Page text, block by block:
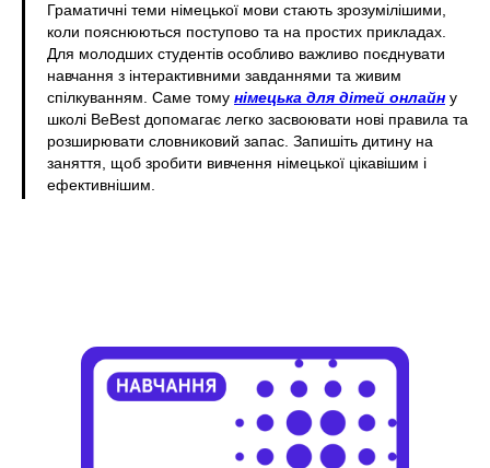
Граматичні теми німецької мови стають зрозумілішими,
коли пояснюються поступово та на простих прикладах.
Для молодших студентів особливо важливо поєднувати
навчання з інтерактивними завданнями та живим
спілкуванням. Саме тому німецька для дітей онлайн у
школі BeBest допомагає легко засвоювати нові правила та
розширювати словниковий запас. Запишіть дитину на
заняття, щоб зробити вивчення німецької цікавішим і
ефективнішим.